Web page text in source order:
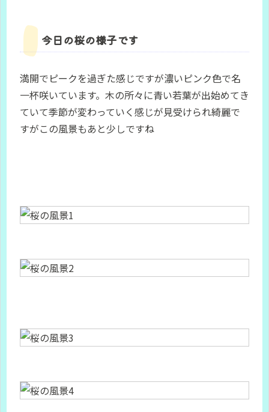
今日の桜の様子です
満開でピークを過ぎた感じですが濃いピンク色で名
一杯咲いています。木の所々に青い若葉が出始めてき
ていて季節が変わっていく感じが見受けられ綺麗で
すがこの風景もあと少しですね